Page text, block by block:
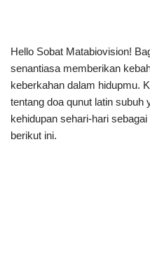
Hello Sobat Matabiovision!
senantiasa memberikan
keberkahan dalam hidupmu.
tentang doa qunut latin subuh
kehidupan sehari-hari
berikut ini.